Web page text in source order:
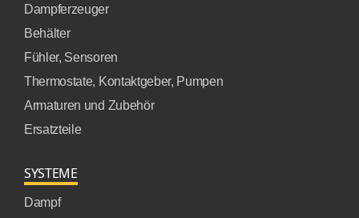
Dampferzeuger
Behälter
Fühler, Sensoren
Thermostate, Kontaktgeber, Pumpen
Armaturen und Zubehör
Ersatzteile
SYSTEME
Dampf